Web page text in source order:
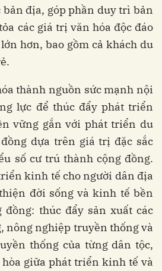
địa, góp phần duy trì bản
các giá trị văn hóa độc đáo
hơn, bao gồm cả khách du
thành nguồn sức mạnh nội
lực để thúc đẩy phát triển
vững gắn với phát triển du
dựa trên giá trị đặc sắc
số cư trú thành cộng đồng.
kinh tế cho người dân địa
đời sống và kinh tế bền
đồng: thúc đẩy sản xuất các
nông nghiệp truyền thống và
thống của từng dân tộc,
giữa phát triển kinh tế và